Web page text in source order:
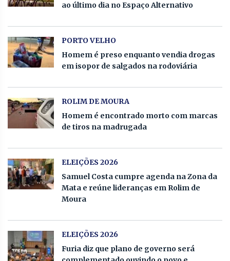
ao último dia no Espaço Alternativo
PORTO VELHO
Homem é preso enquanto vendia drogas
em isopor de salgados na rodoviária
ROLIM DE MOURA
Homem é encontrado morto com marcas
de tiros na madrugada
ELEIÇÕES 2026
Samuel Costa cumpre agenda na Zona da
Mata e reúne lideranças em Rolim de
Moura
ELEIÇÕES 2026
Furia diz que plano de governo será